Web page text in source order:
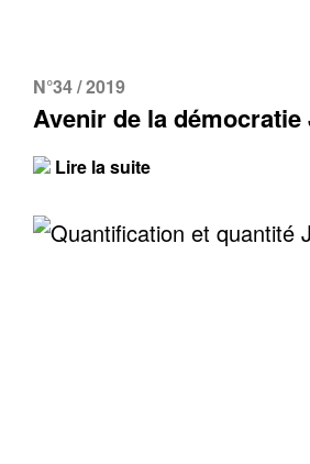
N°34 / 2019
Avenir de la démocratie
Lire la suite